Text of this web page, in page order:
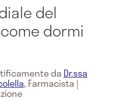
del
dormi
da Dr.ssa
, Farmacista |